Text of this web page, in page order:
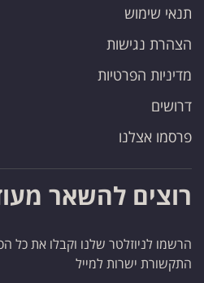
תנאי שימוש
הצהרת נגישות
מדיניות הפרטיות
דרושים
פרסמו אצלנו
רוצים להשאר
הרשמו לניוזלטר שלנו וקבלו את כל
התקשורת ישרות למייל